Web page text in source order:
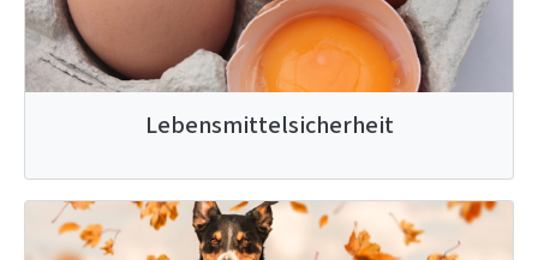
Lebensmittelsicherheit